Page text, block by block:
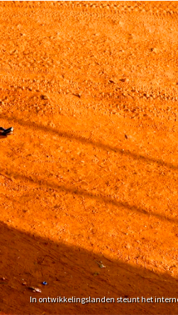
In ontwikkelingslanden steunt het